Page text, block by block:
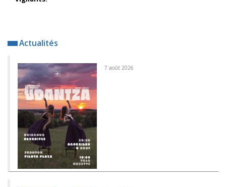
Actualités
7 août 2026